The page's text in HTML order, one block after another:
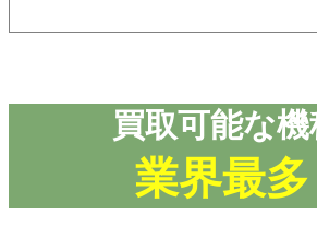
買取可能な
業界最多